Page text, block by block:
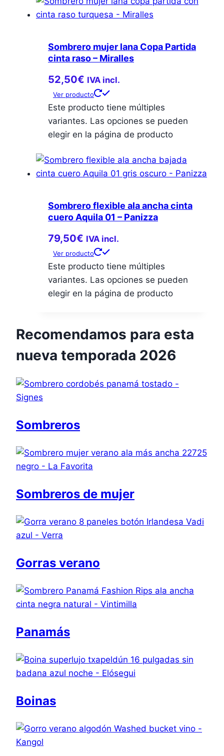
Sombrero mujer lana Copa Partida
cinta raso – Miralles
52,50€ IVA incl.
Ver producto
Este producto tiene múltiples
variantes. Las opciones se pueden
elegir en la página de producto
Sombrero flexible ala ancha cinta
cuero Aquila 01 – Panizza
79,50€ IVA incl.
Ver producto
Este producto tiene múltiples
variantes. Las opciones se pueden
elegir en la página de producto
Recomendamos para esta
nueva temporada 2026
Sombreros
Sombreros de mujer
Gorras verano
Panamás
Boinas